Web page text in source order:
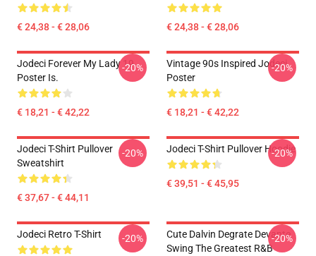
€ 24,38 - € 28,06 € 24,38 - € 28,06
Jodeci Forever My Lady 19
Poster Is.
€ 18,21 - € 42,22
-20%
Vintage 90s Inspired Jodeci
Poster
€ 18,21 - € 42,22
-20%
Jodeci T-Shirt Pullover
Sweatshirt
€ 37,67 - € 44,11
-20% Jodeci T-Shirt Pullover Hoodie
€ 39,51 - € 45,95
-20%
Jodeci Retro T-Shirt -20%
Cute Dalvin Degrate Devante
Swing The Greatest R&B
-20%